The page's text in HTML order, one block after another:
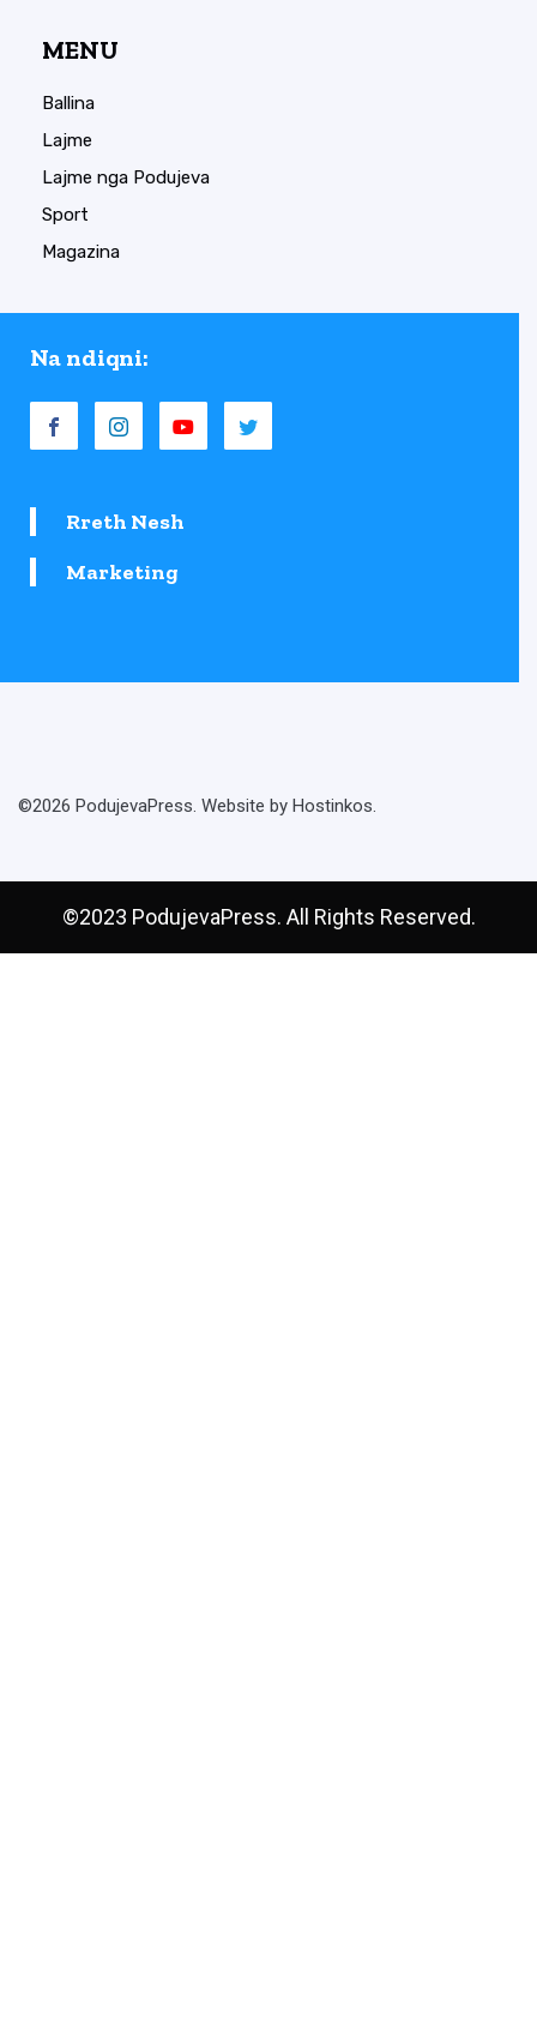
MENU
Ballina
Lajme
Lajme nga Podujeva
Sport
Magazina
Na ndiqni:
Rreth Nesh
Marketing
©2026 PodujevaPress. Website by Hostinkos.
©2023 PodujevaPress. All Rights Reserved.